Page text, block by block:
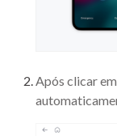
Após clicar